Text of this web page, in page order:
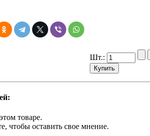
Шт.:
товаре.
чтобы оставить свое мнение.